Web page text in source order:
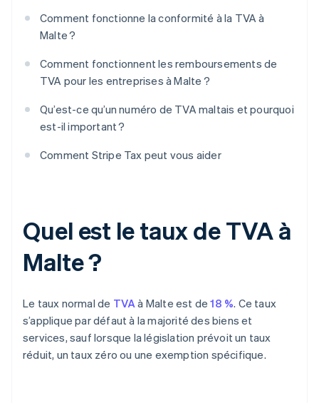
Comment fonctionne la conformité à la TVA à
Malte ?
Comment fonctionnent les remboursements de
TVA pour les entreprises à Malte ?
Qu’est-ce qu’un numéro de TVA maltais et pourquoi
est-il important ?
Comment Stripe Tax peut vous aider
Quel est le taux de TVA à
Malte ?
Le taux normal de TVAà Malte est de18 %. Ce taux
s’applique par défaut à la majorité des biens et
services, sauf lorsque la législation prévoit un taux
réduit, un taux zéro ou une exemption spécifique.